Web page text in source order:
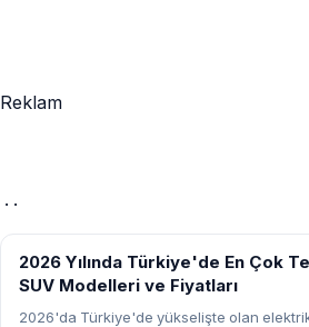
Reklam
· ·
REHBER
2026 Yılında Türkiye'de En Çok
SUV Modelleri ve Fiyatları
2026'da Türkiye'de yükselişte olan